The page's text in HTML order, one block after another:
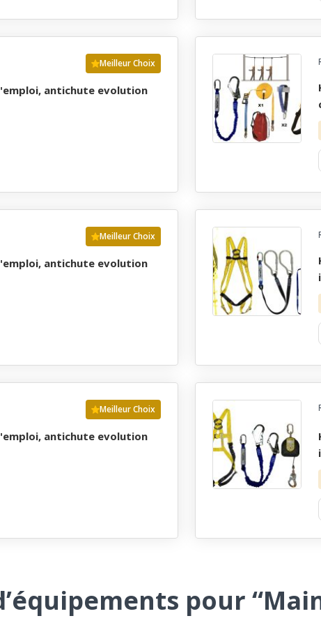
Meilleur Choix
kit de
Meilleur Choix
kit de
Meilleur Choix
kit de
pour